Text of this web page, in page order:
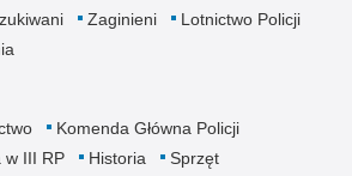
Zaginieni
Lotnictwo Policji
Komenda Główna Policji
w III RP Historia
Sprzęt